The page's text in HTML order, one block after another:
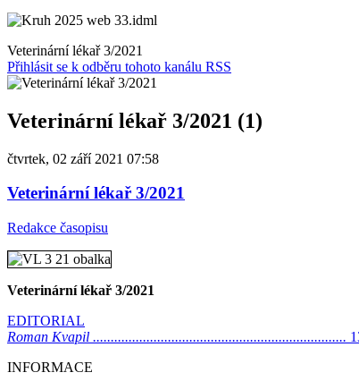
Veterinární lékař 3/2021
Přihlásit se k odběru tohoto kanálu RSS
Veterinární lékař 3/2021 (1)
čtvrtek, 02 září 2021 07:58
Veterinární lékař 3/2021
Redakce časopisu
Veterinární lékař 3/2021
EDITORIAL
Roman Kvapil .......................................................................
INFORMACE